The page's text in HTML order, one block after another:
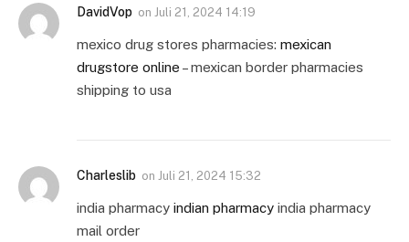
DavidVop on Juli 21, 2024 14:19
mexico drug stores pharmacies: mexican
drugstore online – mexican border pharmacies
shipping to usa
Charleslib on Juli 21, 2024 15:32
india pharmacy indian pharmacy india pharmacy
mail order